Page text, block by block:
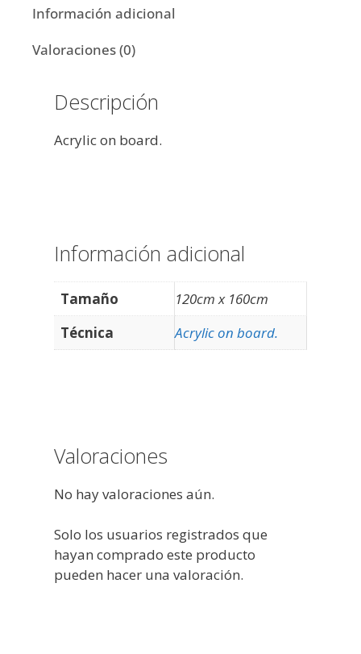
Información adicional
Valoraciones (0)
Descripción
Acrylic on board.
Información adicional
Tamaño
120cm x 160cm
Técnica
Acrylic on board.
Valoraciones
No hay valoraciones aún.
Solo los usuarios registrados que
hayan comprado este producto
pueden hacer una valoración.